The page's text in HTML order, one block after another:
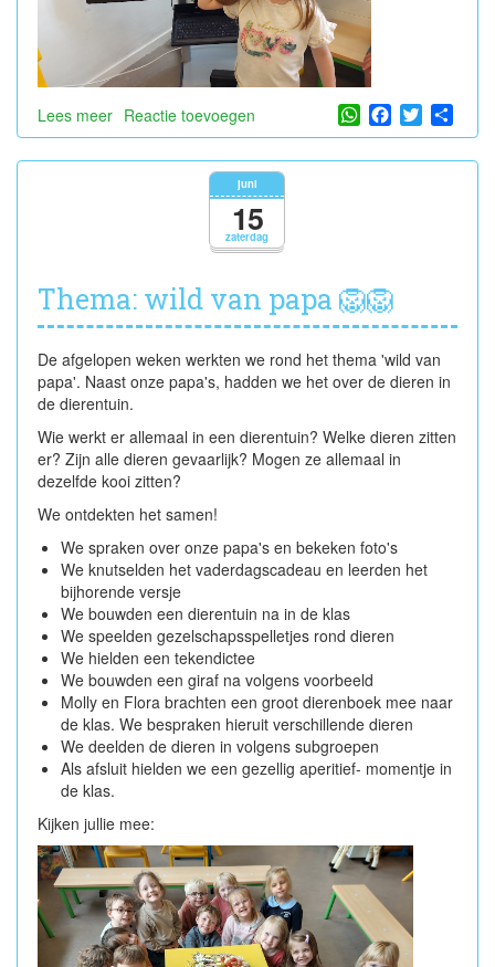
Lees meer over
Verjaardag
Amélie
Reactie toevoegen WhatsApp
Facebook
Twitter
zaterdag
juni
15
Thema: wild van papa 🦁🦁
De afgelopen weken werkten we rond het thema 'wild van
papa'. Naast onze papa's, hadden we het over de dieren in
de dierentuin.
Wie werkt er allemaal in een dierentuin? Welke dieren zitten
er? Zijn alle dieren gevaarlijk? Mogen ze allemaal in
dezelfde kooi zitten?
We ontdekten het samen!
We spraken over onze papa's en bekeken foto's
We knutselden het vaderdagscadeau en leerden het
bijhorende versje
We bouwden een dierentuin na in de klas
We speelden gezelschapsspelletjes rond dieren
We hielden een tekendictee
We bouwden een giraf na volgens voorbeeld
Molly en Flora brachten een groot dierenboek mee naar
de klas. We bespraken hieruit verschillende dieren
We deelden de dieren in volgens subgroepen
Als afsluit hielden we een gezellig aperitief- momentje in
de klas.
Kijken jullie mee: